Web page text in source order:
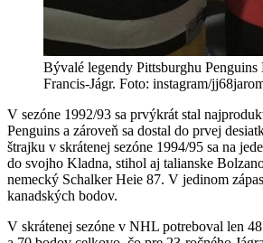
Bývalé legendy Pittsburghu Penguins
Francis-Jágr. Foto: instagram/
V sezóne 1992/93 sa prvýkrát stal
Penguins a zároveň sa dostal do prvej
štrajku v skrátenej sezóne 1994/95 sa na
do svojho Kladna, stihol aj talianske
nemecký Schalker Heie 87. V jedinom
kanadských bodov.
V skrátenej sezóne v NHL potreboval len